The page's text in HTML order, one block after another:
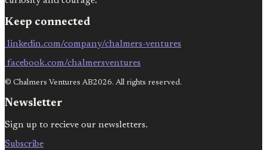
Keep connected
linkedin.com/company/chalmers-ventures
facebook.com/chalmersventures
© Chalmers Ventures AB2026. All rights reserved.
Newsletter
Sign up to recieve our newsletters.
Subscribe